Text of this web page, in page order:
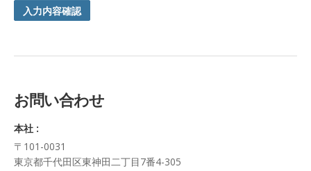
します。
4. 第三者提供について
ご入力頂く個人情報は第三者に提供しません。
正・追加・削除、利用の停止または消去、第三者への提供の停
口に申し出ることができます。
その際、弊社はご本人を確認させていただいたうえで、合理的
な期間内に対応いたします。
入力内容確認
お問い合わせ
本社 :
〒101-0031
東京都千代田区東神田二丁目7番4-305